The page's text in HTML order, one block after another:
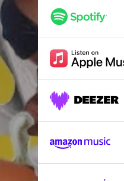
Dime Si Te Gusta
Corazón
Chocolate Pa'Mi
Anoche Soñe